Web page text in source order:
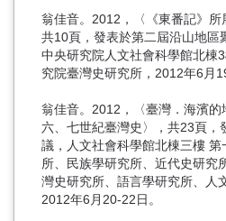
翁佳音。2012，〈《東番記》所
共10頁，發表於第二屆沿山地區
中央研究院人文社會科學館北棟
究院臺灣史研究所，2012年6月
翁佳音。2012，〈臺灣．海濱
六、七世紀臺灣史〉，共23頁，
議，人文社會科學館北棟三樓
所、民族學研究所、近代史研究
灣史研究所、語言學研究所、人
2012年6月20-22日。